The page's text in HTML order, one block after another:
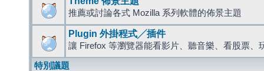
推薦或討論各式 Mozilla 系列軟體的佈景主題
Plugin 外掛程式╱插件
讓 Firefox 等瀏覽器能看影片、聽音樂、看股票、
特別議題